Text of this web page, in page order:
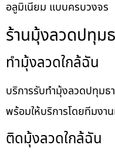
อลูมิเนียม แบบครบวงจร
ร้านมุ้งลวดปทุม
ทำมุ้งลวดใกล้ฉัน
บริการรับทำมุ้งลวดปทุมธ
พร้อมให้บริการโดยทีมงา
ติดมุ้งลวดใกล้ฉัน